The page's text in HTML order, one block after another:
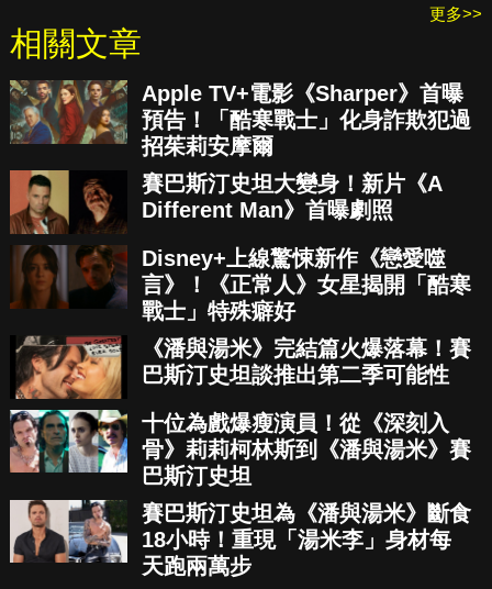
更多>>
相關文章
Apple TV+電影《Sharper》首曝
預告！「酷寒戰士」化身詐欺犯過
招茱莉安摩爾
賽巴斯汀史坦大變身！新片《A
Different Man》首曝劇照
Disney+上線驚悚新作《戀愛噬
言》！《正常人》女星揭開「酷寒
戰士」特殊癖好
《潘與湯米》完結篇火爆落幕！賽
巴斯汀史坦談推出第二季可能性
十位為戲爆瘦演員！從《深刻入
骨》莉莉柯林斯到《潘與湯米》賽
巴斯汀史坦
賽巴斯汀史坦為《潘與湯米》斷食
18小時！重現「湯米李」身材每
天跑兩萬步